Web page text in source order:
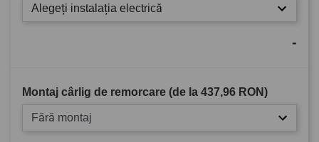
Alegeți instalația electrică
-
Montaj cârlig de remorcare (de la 437,96 RON)
Fără montaj